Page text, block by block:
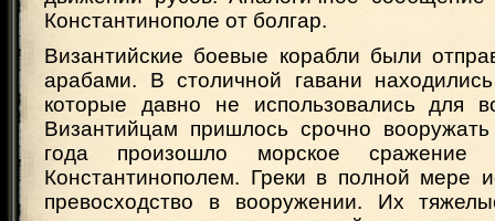
Константинополе от болгар.
Византийские боевые корабли были
арабами. В столичной гавани
которые давно не использовались для
Византийцам пришлось срочно
года произошло морское
Константинополем. Греки в полной мере
превосходство в вооружении. Их